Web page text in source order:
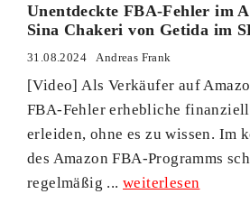
Unentdeckte FBA-Fehler im
Sina Chakeri von Getida im
31.08.2024 Andreas Frank
[Video] Als Verkäufer auf
FBA-Fehler erhebliche
erleiden, ohne es zu wissen. Im
des Amazon FBA-Programms
regelmäßig ...weiterlesen